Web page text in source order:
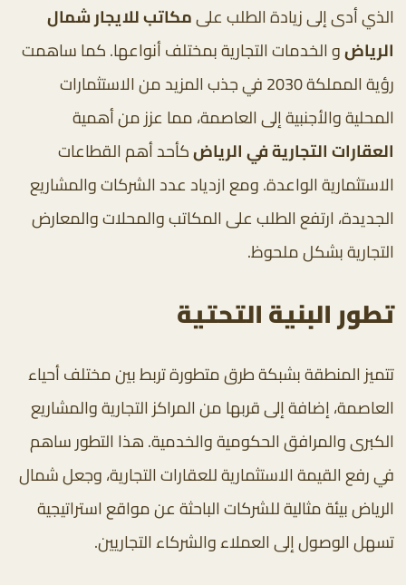
الذي أدى إلى زيادة الطلب علىمكاتب للايجار شمال
الرياضو الخدمات التجارية بمختلف أنواعها. كما ساهمت
رؤية المملكة 2030 في جذب المزيد من الاستثمارات
المحلية والأجنبية إلى العاصمة، مما عزز من أهمية
العقارات التجارية في الرياضكأحد أهم القطاعات
الاستثمارية الواعدة. ومع ازدياد عدد الشركات والمشاريع
الجديدة، ارتفع الطلب على المكاتب والمحلات والمعارض
التجارية بشكل ملحوظ.
تطور البنية التحتية
تتميز المنطقة بشبكة طرق متطورة تربط بين مختلف أحياء
العاصمة، إضافة إلى قربها من المراكز التجارية والمشاريع
الكبرى والمرافق الحكومية والخدمية. هذا التطور ساهم
في رفع القيمة الاستثمارية للعقارات التجارية، وجعل شمال
الرياض بيئة مثالية للشركات الباحثة عن مواقع استراتيجية
تسهل الوصول إلى العملاء والشركاء التجاريين.